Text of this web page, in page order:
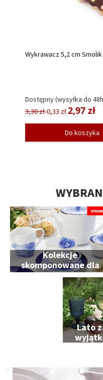
Wykrawacz 5,2 cm
Dostępny (wysyłka do
3,30 zł-0,33 zł2,97 zł
Do koszyka
Kolekcje
skomponowane dla
Ciebie
Lato